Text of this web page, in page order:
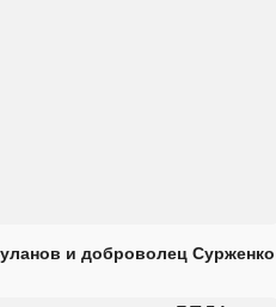
и доброволец Сурженко